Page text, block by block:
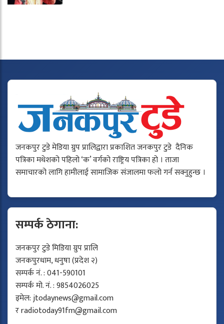
जनकपुर टुडे मेडिया ग्रुप प्रालिद्वारा प्रकाशित जनकपुर टुडे दैनिक
पत्रिका मधेशको पहिलो ‘क’ वर्गको राष्ट्रिय पत्रिका हो । ताजा
समाचारको लागि हामीलाई सामाजिक संजालमा फलो गर्न सक्नुहुन्छ ।
सम्पर्क ठेगाना:
जनकपुर टुडे मिडिया ग्रुप प्रालि
जनकपुरधाम, धनुषा (प्रदेश २)
सम्पर्क नं. : 041-590101
सम्पर्क मो. नं. : 9854026025
इमेल:jtodaynews@gmail.com
रradiotoday91fm@gmail.com